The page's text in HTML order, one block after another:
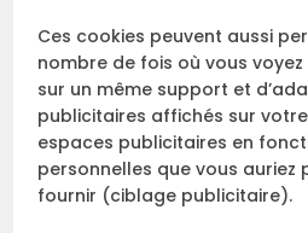
Ces cookies peuvent aussi
nombre de fois où vous
sur un même support et
publicitaires affichés sur
espaces publicitaires en
personnelles que vous auriez
fournir (ciblage publicitaire).